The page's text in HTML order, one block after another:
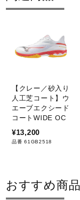
取扱店一覧
中
こ
ア
構
を
上
【クレー／砂入り
人工芝コート】ウ
エーブエクシード
コートWIDE OC
¥13,200
品番 61GB2518
おすすめ商品